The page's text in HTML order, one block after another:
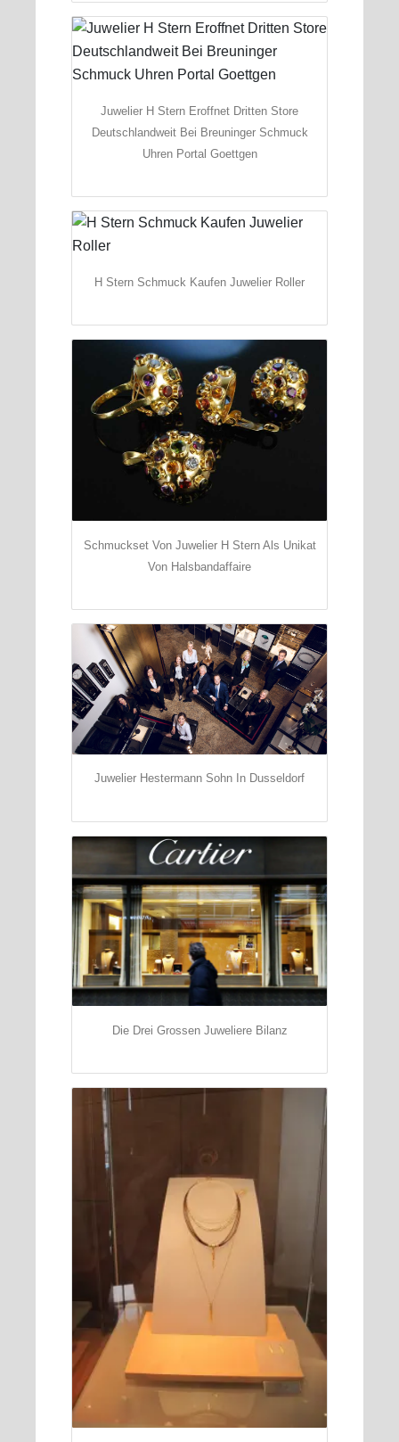
Juwelier H Stern Eroffnet Dritten Store
Deutschlandweit Bei Breuninger Schmuck
Uhren Portal Goettgen
H Stern Schmuck Kaufen Juwelier Roller
Schmuckset Von Juwelier H Stern Als Unikat
Von Halsbandaffaire
Juwelier Hestermann Sohn In Dusseldorf
Die Drei Grossen Juweliere Bilanz